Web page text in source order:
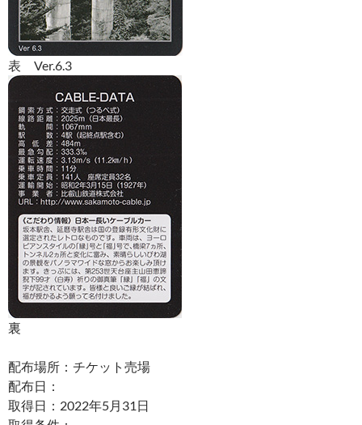
表 Ver.6.3
裏
配布場所：チケット売場
配布日：
取得日：2022年5月31日